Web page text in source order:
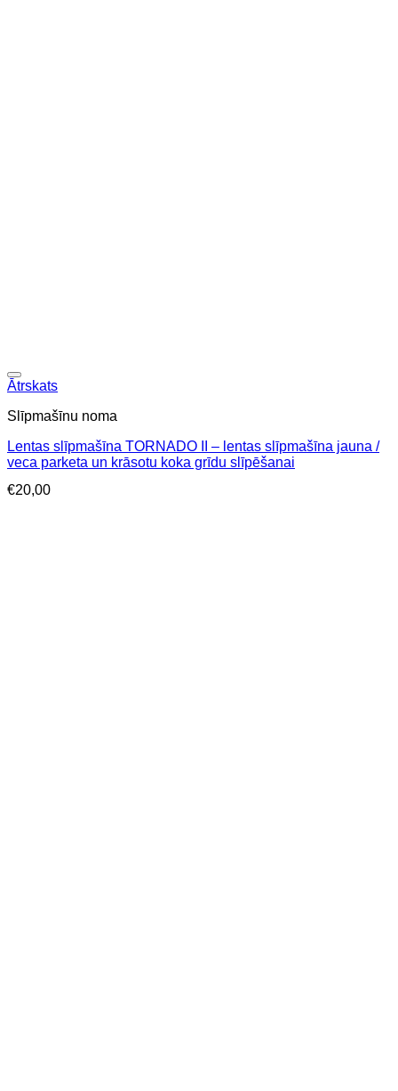
Ātrskats
Slīpmašīnu noma
Lentas slīpmašīna TORNADO II – lentas slīpmašīna jauna /
veca parketa un krāsotu koka grīdu slīpēšanai
€20,00